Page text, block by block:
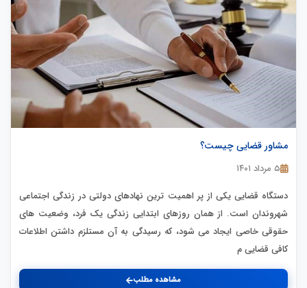
مشاور قضایی چیست؟
۵ مرداد ۱۴۰۱
دستگاه قضایی یکی از پر اهمیت ترین نهادهای دولتی در زندگی اجتماعی
شهروندان است. از همان روزهای ابتدایی زندگی یک فرد، وضعیت های
حقوقی خاصی ایجاد می شود، که رسیدگی به آن مستلزم داشتن اطلاعات
کافی قضایی م
مشاهده مطلب